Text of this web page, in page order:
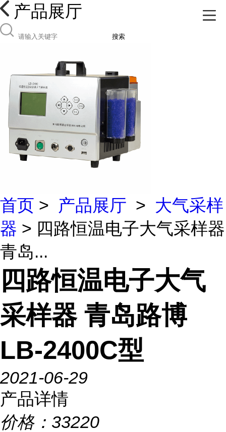
产品展厅
搜索
首页 > 产品展厅 > 大气采样
器 > 四路恒温电子大气采样器
青岛...
四路恒温电子大气
采样器 青岛路博
LB-2400C型
2021-06-29
产品详情
价格： 33220